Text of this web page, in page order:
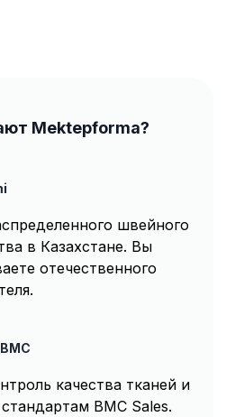
Mektepforma?
швейного
в Казахстане. Вы
отечественного
качества тканей и
BMC Sales.